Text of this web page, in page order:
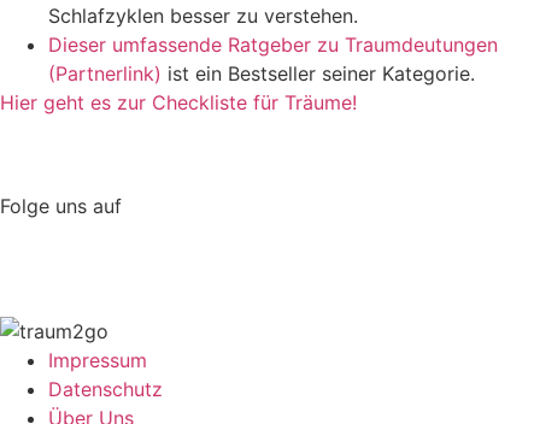
Schlafzyklen besser zu verstehen.
Dieser umfassende Ratgeber zu Traumdeutungen
(Partnerlink) ist ein Bestseller seiner Kategorie.
Hier geht es zur Checkliste für Träume!
Folge uns auf
Impressum
Datenschutz
Über Uns